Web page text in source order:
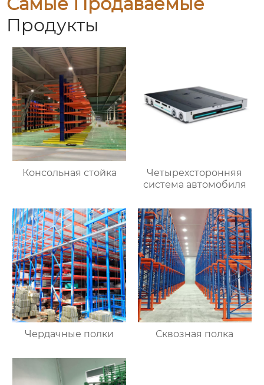
Продукты
Консольная стойка
Четырехсторонняя
система автомобиля
Чердачные полки Сквозная полка